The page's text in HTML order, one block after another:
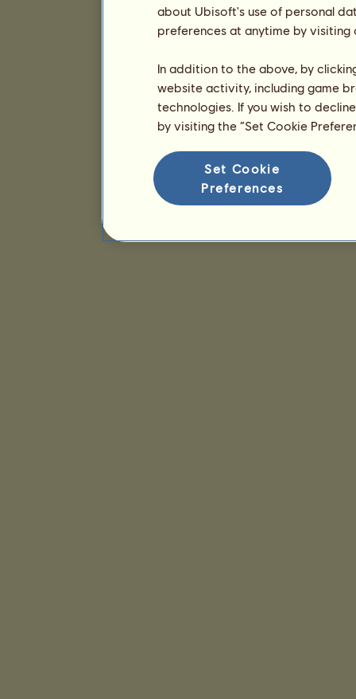
about Ubisoft's use of personal
preferences at anytime by
In addition to the above, by
website activity, including game
technologies. If you wish to
by visiting the “Set Cookie
Set Cookie
Preferences